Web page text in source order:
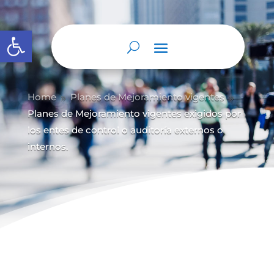
Abrir barra de herramientas
Home 9 Planes de Mejoramiento vigentes 9
Planes de Mejoramiento vigentes exigidos por
los entes de control o auditoría externos o
internos.